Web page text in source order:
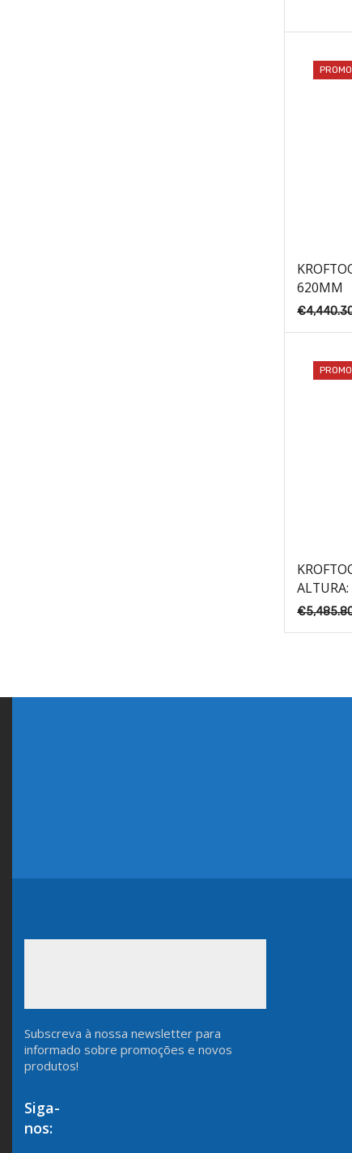
620MM
€
€
Subscreva à nossa newsletter para
informado sobre promoções e novos
produtos!
Siga-
nos: